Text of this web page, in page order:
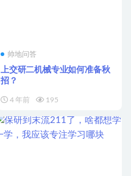
帅地问答
上交研二机械专业如何准备秋
招？
4 年前 195